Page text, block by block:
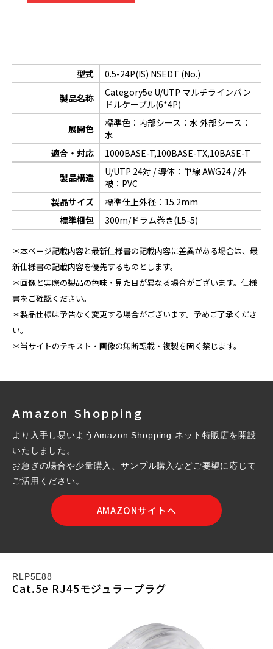
型式
0.5-24P(IS) NSEDT (No.)
製品名称
Category5e U/UTP マルチラインバン
ドルケーブル(6*4P)
展開色
標準色：内部シース：水 外部シース：
水
適合・対応
1000BASE-T,100BASE-TX,10BASE-T
製品構造
U/UTP 24対 / 導体：単線 AWG24 / 外
被：PVC
製品サイズ
標準仕上外径：15.2mm
標準梱包
300m/ドラム巻き(L5-5)
＊本ページ記載内容と最新仕様書の記載内容に差異がある場合は、最
新仕様書の記載内容を優先するものとします。
＊画像と実際の製品の色味・見た目が異なる場合がございます。仕様
書をご確認ください。
＊製品仕様は予告なく変更する場合がございます。予めご了承くださ
い。
＊当サイトのテキスト・画像の無断転載・複製を固く禁じます。
Amazon Shopping
より入手し易いようAmazon Shopping ネット特販店を開設
いたしました。
お急ぎの場合や少量購入、サンプル購入などご要望に応じて
ご活用ください。
AMAZONサイトへ
RLP5E88
Cat.5e RJ45モジュラープラグ